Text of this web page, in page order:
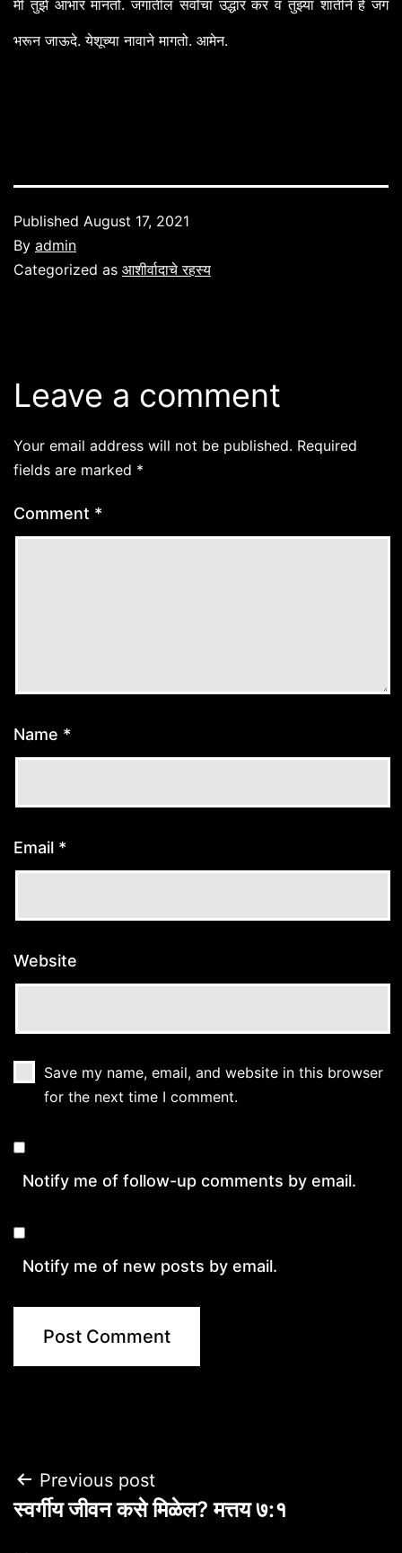
मी तुझे आभार मानतो.जगातील सर्वांचा उद्धार कर व तुझ्या शांतीने हे जग
भरून जाऊदे.येशूच्या नावाने मागतो. आमेन.
Published August 17, 2021
By admin
Categorized as आशीर्वादाचे रहस्य
Leave a comment
Your email address will not be published. Required
fields are marked *
Comment *
Name *
Email *
Website
Save my name, email, and website in this browser
for the next time I comment.
Notify me of follow-up comments by email.
Notify me of new posts by email.
Post
navigation
Previous post
स्वर्गीय जीवन कसे मिळेल? मत्तय ७:१